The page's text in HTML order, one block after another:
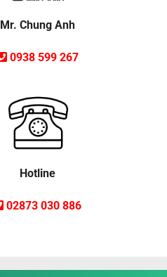
Mr. Chung Anh
0938 599 267
Hotline
02873 030 886